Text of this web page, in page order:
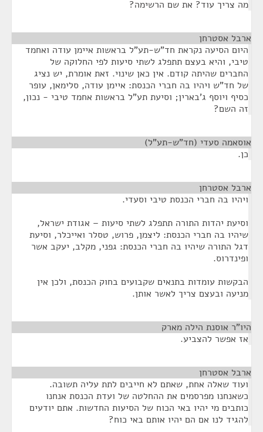
מה צריך עוד? את שם הרשימה?
ארבל אסטרחן
היום הסיעה נקראת חד"ש-תע"ל בראשות איימן עודה ואחמד
טיבי, והיא בעצם תתפלג לשתי סיעות לפי החלוקה של
החברים שהיתה קודם. אין כאן שינוי. זאת אומרת, יש נציג
של חד"ש ויהיו בה חברי הכנסת: איימן עודה, סלימאן, עופר
כסיף ויוסף ג'בארין; וסיעת תע"ל בראשות אחמד טיבי - נכון,
זה השם?
אוסאמה סעדי (חד"ש-תע"ל)
כן.
ארבל אסטרחן
ויהיו בה חברי הכנסת טיבי וסעדי.
וסיעת יהדות התורה תתפלג לשתי סיעות – אגודת ישראל,
שיהיו בה חברי הכנסת: ליצמן, פרוש, טסלר ואייכלר, וסיעת
דגל התורה שיהיו בה חברי הכנסת: גפני, מקלב, יעקב אשר
ופינדרוס.
הבקשות עומדות בתנאים שקבועים בחוק הכנסת, ולכן אין
מניעה ובעצם צריך לאשר אותן.
היו"ר אוסנת הילה מארק
אז אפשר להצביע.
ארבל אסטרחן
ועוד שאלה אחת, שאתם לא חייבים לתת עליה תשובה.
כשאנחנו מפרסמים את ההחלטה של ועדת הכנסת אנחנו
כותבים מי יהיו באי הכוח של הסיעות החדשות. אתם יודעים
להגיד לנו אם הם יהיו אותם באי כוח?